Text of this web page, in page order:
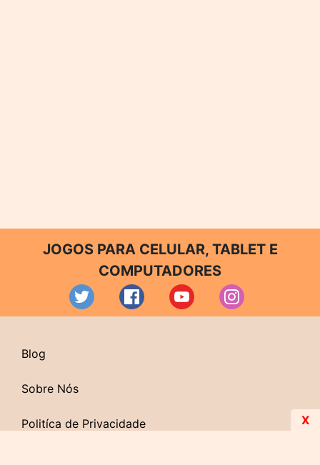
JOGOS PARA CELULAR, TABLET E
COMPUTADORES
Blog
Sobre Nós
Politíca de Privacidade X